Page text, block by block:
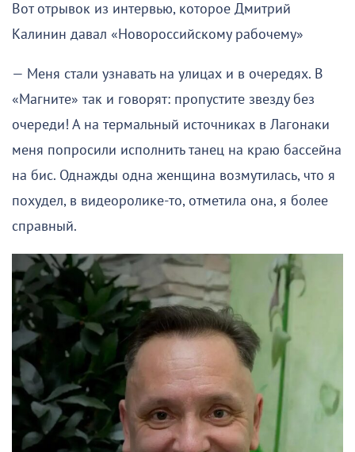
Вот отрывок из интервью, которое Дмитрий
Калинин давал «Новороссийскому рабочему»
— Меня стали узнавать на улицах и в очередях. В
«Магните» так и говорят: пропустите звезду без
очереди! А на термальный источниках в Лагонаки
меня попросили исполнить танец на краю бассейна
на бис. Однажды одна женщина возмутилась, что я
похудел, в видеоролике-то, отметила она, я более
справный.